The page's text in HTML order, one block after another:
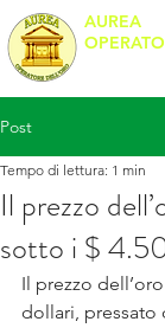
AUREA
Post
Il prezzo
sotto i $
Tempo di lettura: 1 min
Il prezzo
dollari, pressato